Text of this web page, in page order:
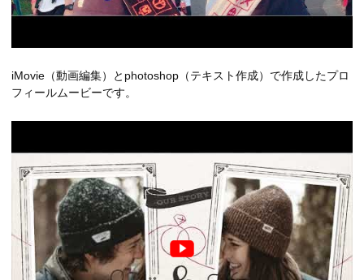
iMovie（動画編集）とphotoshop（テキスト作成）で作成したプロ
フィールムービーです。